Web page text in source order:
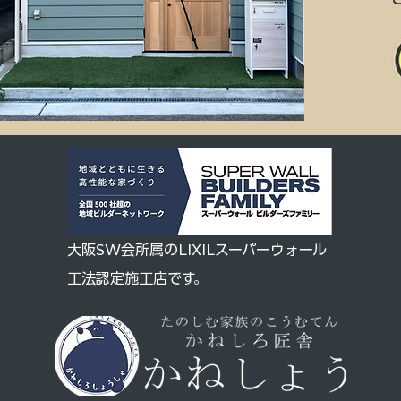
大阪SW会所属のLIXILスーパーウォール
工法認定施工店です。